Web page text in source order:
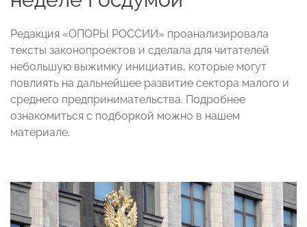
Редакция «ОПОРЫ РОССИИ» проанализировала
тексты законопроектов и сделала для читателей
небольшую выжимку инициатив, которые могут
повлиять на дальнейшее развитие сектора малого и
среднего предпринимательства. Подробнее
ознакомиться с подборкой можно в нашем
материале.